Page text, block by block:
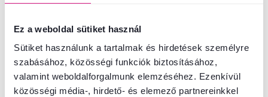
Ez a weboldal sütiket használ
Sütiket használunk a tartalmak és hirdetések személyre
szabásához, közösségi funkciók biztosításához,
valamint weboldalforgalmunk elemzéséhez. Ezenkívül
közösségi média-, hirdető- és elemező partnereinkkel
Matrac, 80x200, CATANIA ECO III Matrac, hab, 90x150, BE ELISSE